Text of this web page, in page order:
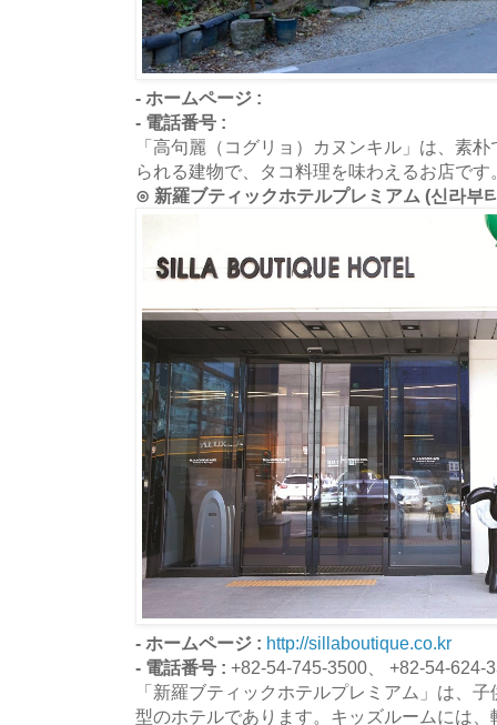
- ホームページ :
- 電話番号 :
「高句麗（コグリョ）カヌンキル」は、素
られる建物で、タコ料理を味わえるお店です
⊙ 新羅ブティックホテルプレミアム (신라부
- ホームページ : http://sillaboutique.co.kr
- 電話番号 : +82-54-745-3500、 +82-54-624-
「新羅ブティックホテルプレミアム」は、
型のホテルであります。キッズルームには